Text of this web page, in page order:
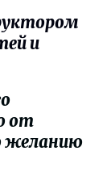
и
от
желанию